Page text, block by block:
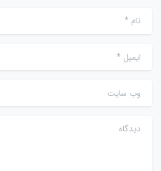
نام*
ایمیل *
وب سایت
دیدگاه